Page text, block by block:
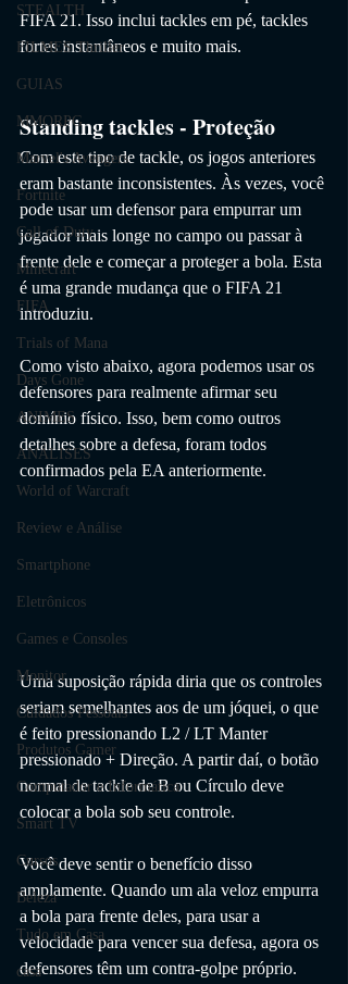
STEALTH
FILMES Thriller
GUIAS
MMORPG
Marvel's Avengers
Fortnite
Call of Duty
Minecraft
FIFA
Trials of Mana
Days Gone
ANIMES
ANÁLISES
World of Warcraft
Review e Análise
Smartphone
Eletrônicos
Games e Consoles
Monitor
Cuidados Pessoais
Produtos Gamer
Computador e Informática
Smart TV
Cursos
Beleza
Tudo em Casa
casa
FIFA 21. Isso inclui tackles em pé, tackles
fortes instantâneos e muito mais.
Standing tackles - Proteção
Com este tipo de tackle, os jogos anteriores
eram bastante inconsistentes. Às vezes, você
pode usar um defensor para empurrar um
jogador mais longe no campo ou passar à
frente dele e começar a proteger a bola. Esta
é uma grande mudança que o FIFA 21
introduziu.
Como visto abaixo, agora podemos usar os
defensores para realmente afirmar seu
domínio físico. Isso, bem como outros
detalhes sobre a defesa, foram todos
confirmados pela EA anteriormente.
Uma suposição rápida diria que os controles
seriam semelhantes aos de um jóquei, o que
é feito pressionando L2 / LT Manter
pressionado + Direção. A partir daí, o botão
normal de tackle de B ou Círculo deve
colocar a bola sob seu controle.
Você deve sentir o benefício disso
amplamente. Quando um ala veloz empurra
a bola para frente deles, para usar a
velocidade para vencer sua defesa, agora os
defensores têm um contra-golpe próprio.